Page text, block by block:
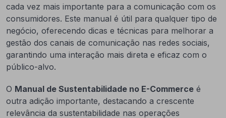
cada vez mais importante para a comunicação com os
consumidores. Este manual é útil para qualquer tipo de
negócio, oferecendo dicas e técnicas para melhorar a
gestão dos canais de comunicação nas redes sociais,
garantindo uma interação mais direta e eficaz com o
público-alvo.
O Manual de Sustentabilidade no E-Commerce é
outra adição importante, destacando a crescente
relevância da sustentabilidade nas operações